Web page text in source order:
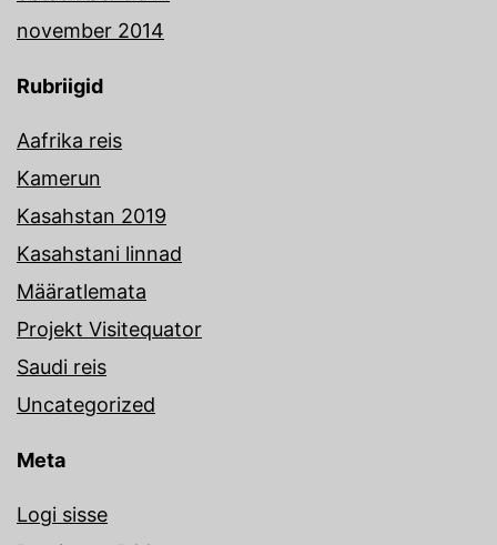
november 2014
Rubriigid
Aafrika reis
Kamerun
Kasahstan 2019
Kasahstani linnad
Määratlemata
Projekt Visitequator
Saudi reis
Uncategorized
Meta
Logi sisse